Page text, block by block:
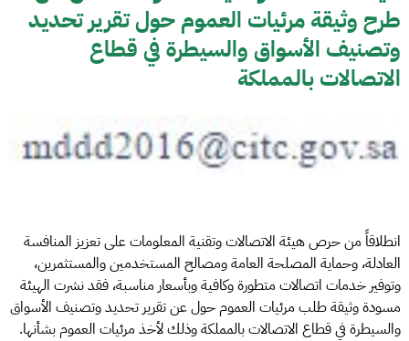
طرح وثيقة مرئيات العموم حول تقرير تحديد
وتصنيف الأسواق والسيطرة في قطاع
الاتصالات بالمملكة
انطلاقاً من حرص هيئة الاتصالات وتقنية المعلومات على تعزيز المنافسة
العادلة، وحماية المصلحة العامة ومصالح المستخدمين والمستثمرين،
وتوفير خدمات اتصالات متطورة وكافية وبأسعار مناسبة، فقد نشرت الهيئة
مسودة وثيقة طلب مرئيات العموم حول عن تقرير تحديد وتصنيف الأسواق
والسيطرة في قطاع الاتصالات بالمملكة وذلك لأخذ مرئيات العموم بشأنها.